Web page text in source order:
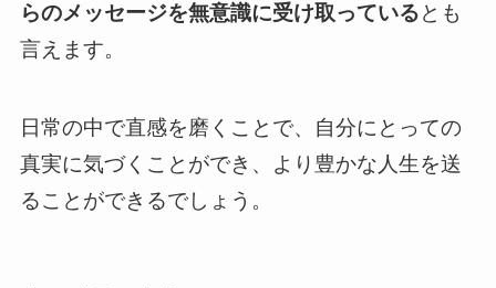
らのメッセージを無意識に受け取っているとも
言えます。
日常の中で直感を磨くことで、自分にとっての
真実に気づくことができ、より豊かな人生を送
ることができるでしょう。